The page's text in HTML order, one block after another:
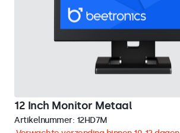
12 Inch Monitor Metaal
Artikelnummer: 12HD7M